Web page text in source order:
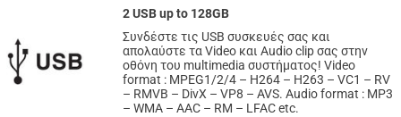
2 USB up to 128GB
Συνδέστε τις USB συσκευές σας και
απολαύστε τα Video και Audio clip σας στην
οθόνη του multimedia συστήματος! Video
format : MPEG1/2/4 – H264 – H263 – VC1 – RV
– RMVB – DivX – VP8 – AVS. Audio format : MP3
– WMA – AAC – RM – LFAC etc.